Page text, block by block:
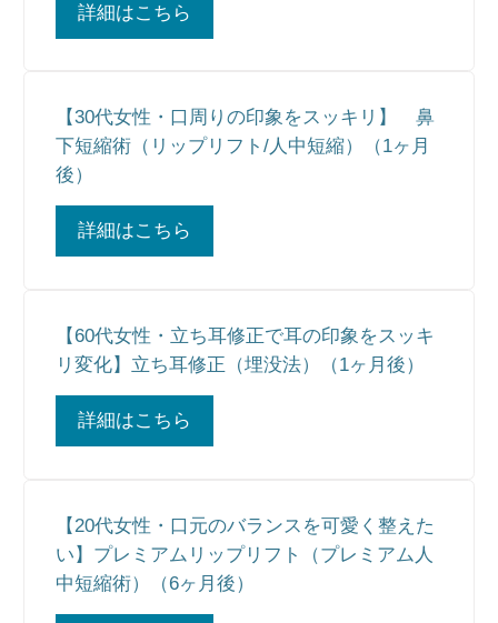
詳細はこちら
【30代女性・口周りの印象をスッキリ】 鼻
下短縮術（リップリフト/人中短縮）（1ヶ月
後）
詳細はこちら
【60代女性・立ち耳修正で耳の印象をスッキ
リ変化】立ち耳修正（埋没法）（1ヶ月後）
詳細はこちら
【20代女性・口元のバランスを可愛く整えた
い】プレミアムリップリフト（プレミアム人
中短縮術）（6ヶ月後）